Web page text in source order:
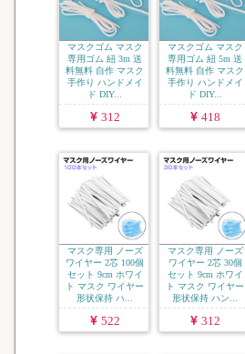
マスクゴム マスク
専用ゴム 紐 3m 送
料無料 自作 マスク
手作り ハンドメイ
ド DIY...
312
マスクゴム マスク
専用ゴム 紐 5m 送
料無料 自作 マスク
手作り ハンドメイ
ド DIY...
418
マスク専用 ノーズ
ワイヤー 2芯 100個
セット 9cm ホワイ
ト マスク ワイヤー
形状保持 ハ...
522
マスク専用 ノーズ
ワイヤー 2芯 30個
セット 9cm ホワイ
ト マスク ワイヤー
形状保持 ハン...
312